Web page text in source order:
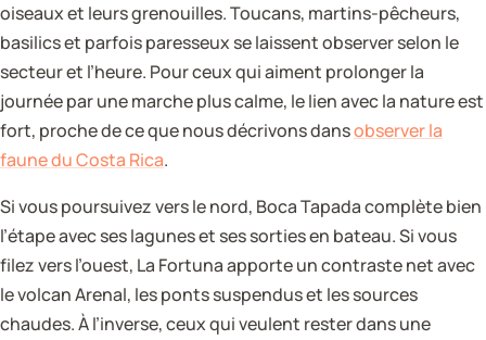
oiseaux et leurs grenouilles. Toucans, martins-pêcheurs,
basilics et parfois paresseux se laissent observer selon le
secteur et l’heure. Pour ceux qui aiment prolonger la
journée par une marche plus calme, le lien avec la nature est
fort, proche de ce que nous décrivons dansobserver la
faune du Costa Rica.
Si vous poursuivez vers le nord, Boca Tapada complète bien
l’étape avec ses lagunes et ses sorties en bateau. Si vous
filez vers l’ouest, La Fortuna apporte un contraste net avec
le volcan Arenal, les ponts suspendus et les sources
chaudes. À l’inverse, ceux qui veulent rester dans une